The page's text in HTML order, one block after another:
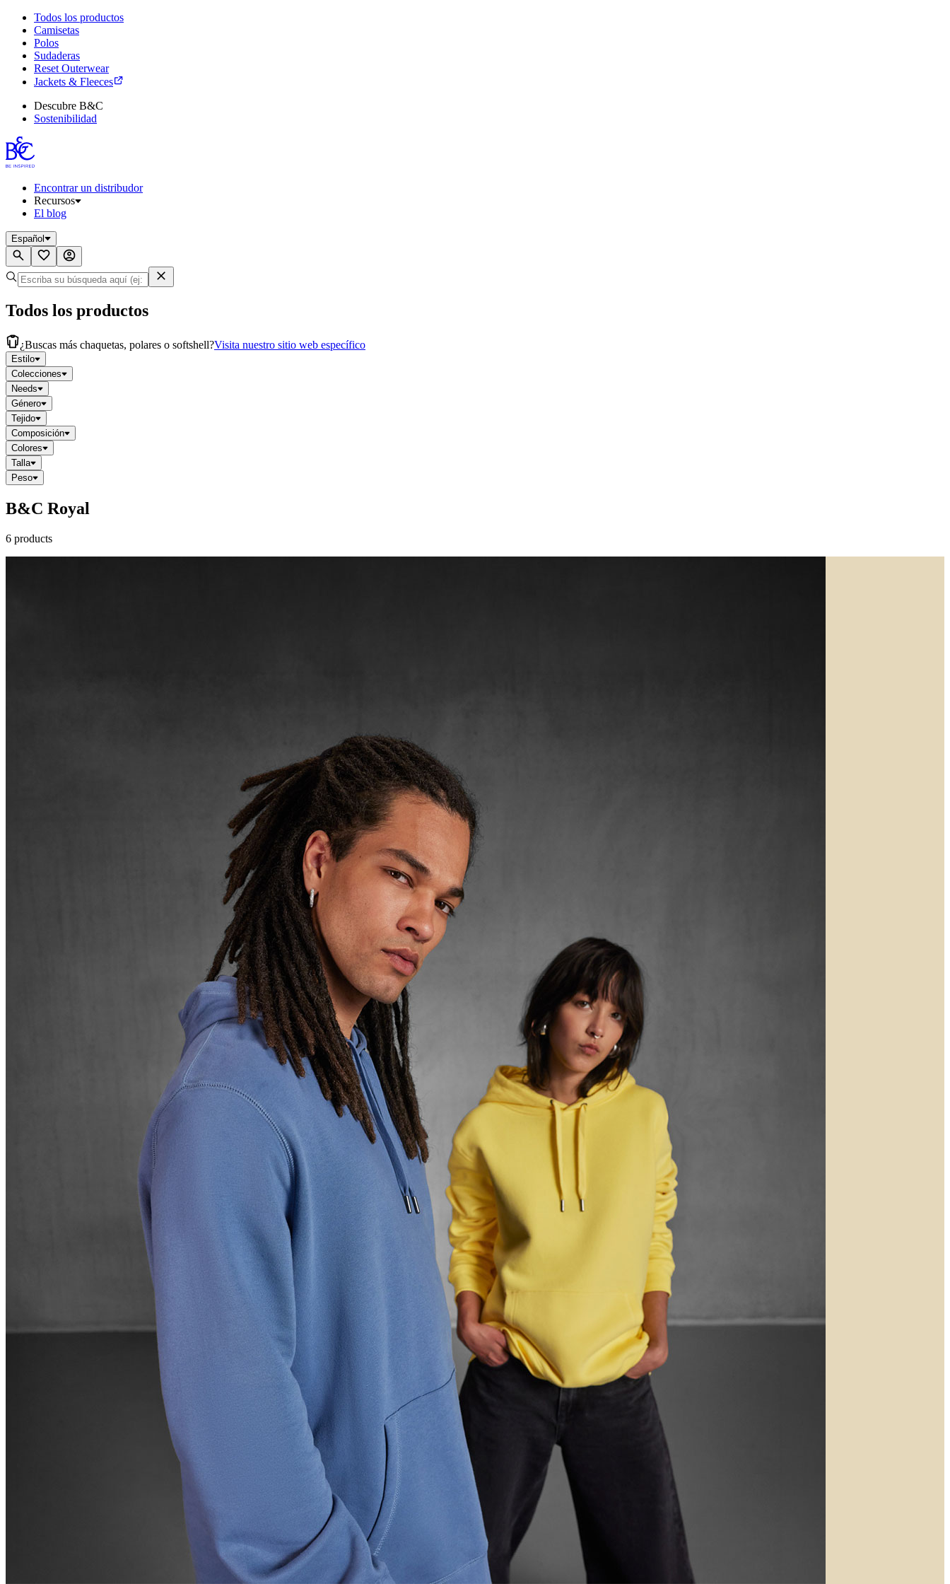
Todos los productos
Camisetas
Polos
Sudaderas
Reset Outerwear
Jackets & Fleeces
Descubre B&C
Sostenibilidad
Encontrar un distribudor
Recursos
El blog
Español
Todos los productos
¿Buscas más chaquetas, polares o softshell?Visita nuestro sitio web específico
Estilo
Colecciones
Needs
Género
Tejido
Composición
Colores
Talla
Peso
B&C Royal
6 products